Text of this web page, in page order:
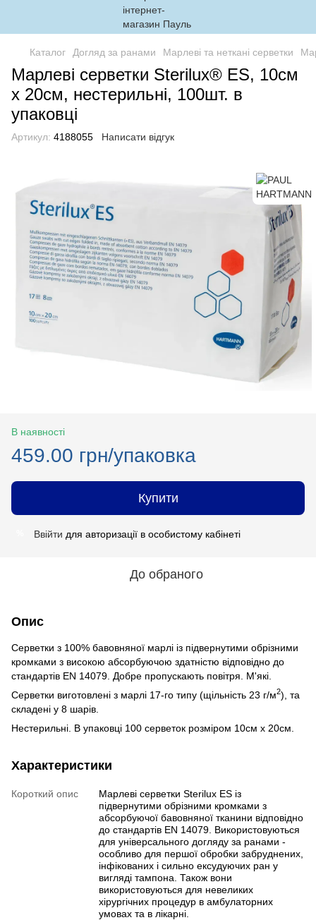
Каталог Догляд за ранами Марлеві та неткані серветки
Марлеві серветки Sterilux® ES, 10см
х 20см, нестерильні, 100шт. в
упаковці
Артикул: 4188055 Написати відгук
В наявності
459.00 грн/упаковка
Купити
Ввійти для авторизації в особистому кабінеті
До обраного
Опис
Серветки з 100% бавовняної марлі із підвернутими обрізними
кромками з високою абсорбуючою здатністю відповідно до
стандартів EN 14079. Добре пропускають повітря. М'які.
Серветки виготовлені з марлі 17-го типу (щільність 23 г/м2), та
складені у 8 шарів.
Нестерильні. В упаковці 100 серветок розміром 10см х 20см.
Характеристики
Короткий опис
Марлеві серветки Sterilux ES із
підвернутими обрізними кромками з
абсорбуючої бавовняної тканини відповідно
до стандартів EN 14079. Використовуються
для універсального догляду за ранами -
особливо для першої обробки забруднених,
інфікованих і сильно ексудуючих ран у
вигляді тампона. Також вони
використовуються для невеликих
хірургічних процедур в амбулаторних
умовах та в лікарні.